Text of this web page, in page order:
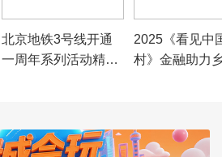
北京地铁3号线开通
一周年系列活动精彩
2025《看见中
村》金融助力